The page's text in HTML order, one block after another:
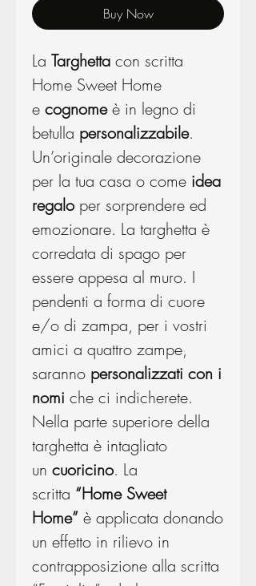
Buy Now
La Targhetta con scritta
Home Sweet Home
e cognomeè in legno di
betulla personalizzabile.
Un’originale decorazione
per la tua casa o come idea
regalo per sorprendere ed
emozionare. La targhetta è
corredata di spago per
essere appesa al muro. I
pendenti a forma di cuore
e/o di zampa, per i vostri
amici a quattro zampe,
saranno personalizzati con i
nomi che ci indicherete.
Nella parte superiore della
targhetta è intagliato
un cuoricino. La
scritta “Home Sweet
Home” è applicata donando
un effetto in rilievo in
contrapposizione alla scritta